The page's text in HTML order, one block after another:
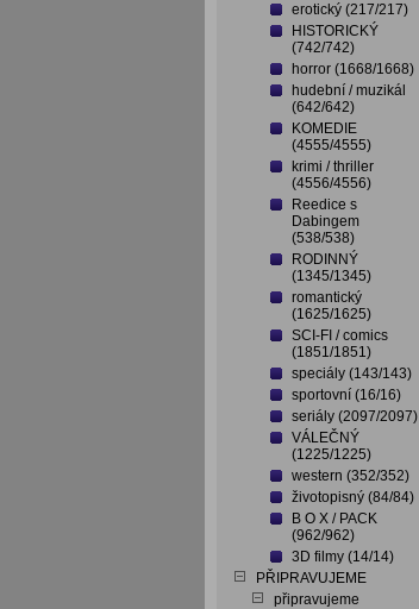
erotický (217/217)
HISTORICKÝ
(742/742)
horror (1668/1668)
hudební / muzikál
(642/642)
KOMEDIE
(4555/4555)
krimi / thriller
(4556/4556)
Reedice s
Dabingem
(538/538)
RODINNÝ
(1345/1345)
romantický
(1625/1625)
SCI-FI / comics
(1851/1851)
speciály (143/143)
sportovní (16/16)
seriály (2097/2097)
VÁLEČNÝ
(1225/1225)
western (352/352)
životopisný (84/84)
B O X / PACK
(962/962)
3D filmy (14/14)
PŘIPRAVUJEME
připravujeme